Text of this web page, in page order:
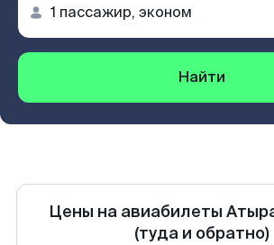
Найти
Цены на авиабилеты
(туда и обратно)